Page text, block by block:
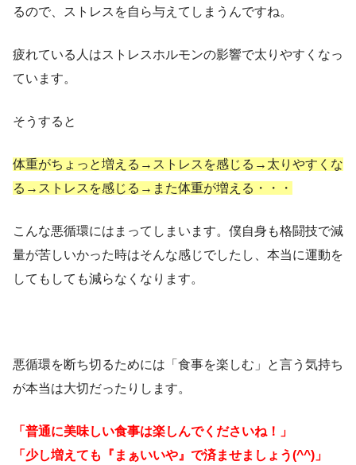
るので、ストレスを自ら与えてしまうんですね。
疲れている人はストレスホルモンの影響で太りやすくなっ
ています。
そうすると
体重がちょっと増える→ストレスを感じる→太りやすくな
る→ストレスを感じる→また体重が増える・・・
こんな悪循環にはまってしまいます。僕自身も格闘技で減
量が苦しいかった時はそんな感じでしたし、本当に運動を
してもしても減らなくなります。
悪循環を断ち切るためには「食事を楽しむ」と言う気持ち
が本当は大切だったりします。
「普通に美味しい食事は楽しんでくださいね！」
「少し増えても『まぁいいや』で済ませましょう(^^)」